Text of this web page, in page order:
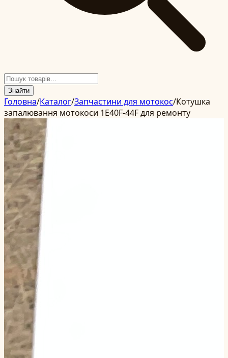
Знайти
Головна/Каталог/Запчастини для мотокос/Котушка
запалювання мотокоси 1E40F-44F для ремонту